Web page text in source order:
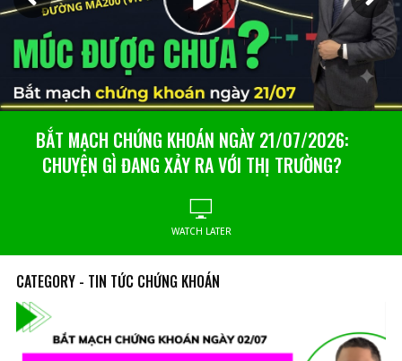
BẮT MẠCH CHỨNG KHOÁN NGÀY 21/07/2026:
CHUYỆN GÌ ĐANG XẢY RA VỚI THỊ TRƯỜNG?
WATCH LATER
BẮT MẠCH CHỨNG KHOÁN NGÀY 20/07/2026: HỒI
PHỤC YẾU, LIỆU CÓ GIỮ ĐƯỢC MA200?
WATCH LATER
CATEGORY - TIN TỨC CHỨNG KHOÁN